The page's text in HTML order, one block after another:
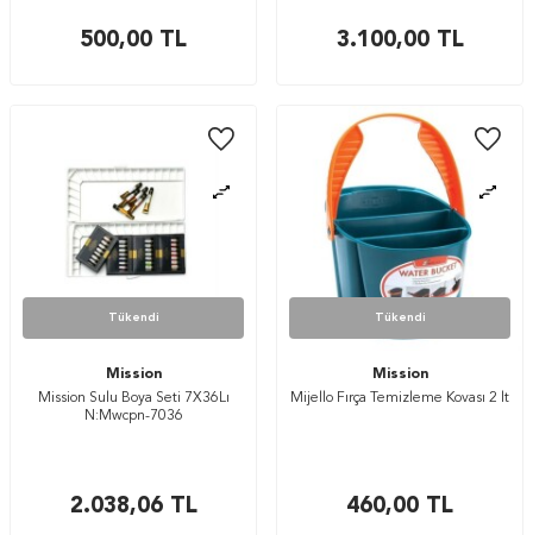
500,00 TL 3.100,00TL
Tükendi
Mission
Mission Sulu Boya Seti 7X36Lı
N:Mwcpn-7036
2.038,06TL
Tükendi
Mission
Mijello Fırça Temizleme Kovası 2 lt
460,00 TL